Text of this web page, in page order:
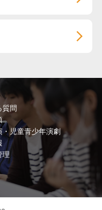
質問
・児童青少年演劇
理